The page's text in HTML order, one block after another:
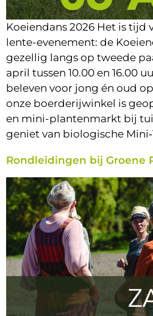
Koeiendans 2026 Het is tijd
lente-evenement: de
gezellig langs op tweede
april tussen 10.00 en 16.00
beleven voor jong én oud
onze boerderijwinkel is
en mini-plantenmarkt bij
geniet van biologische
Rondleidingen bij Groene